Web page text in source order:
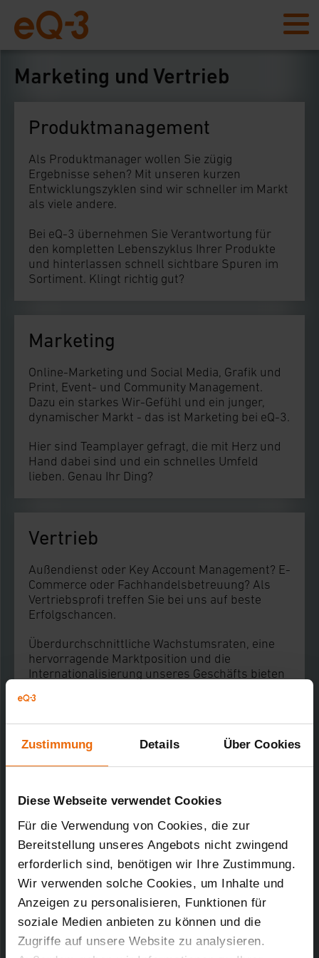
Zustimmung Details Über Cookies
Diese Webseite verwendet Cookies
Für die Verwendung von Cookies, die zur
Bereitstellung unseres Angebots nicht zwingend
erforderlich sind, benötigen wir Ihre Zustimmung.
Wir verwenden solche Cookies, um Inhalte und
Anzeigen zu personalisieren, Funktionen für
soziale Medien anbieten zu können und die
Zugriffe auf unsere Website zu analysieren.
Marketing und Vertrieb
Produktmanagement
Als Produktmanager wollen Sie zügig
Ergebnisse sehen? Mit unseren kurzen
Entwicklungszyklen sind wir schneller im Markt
als viele andere.
Bei eQ-3 übernehmen Sie Verantwortung für
den kompletten Lebenszyklus Ihrer Produkte
und hinterlassen schnell sichtbare Spuren im
Sortiment. Klingt richtig gut?
Marketing
Online-Marketing und Social Media, Grafik und
Print, Event- und Community Management.
Dazu ein starkes Wir-Gefühl und ein junger,
dynamischer Markt - das ist Marketing bei eQ-3.
Hier sind Teamplayer gefragt, die mit Herz und
Hand dabei sind und ein schnelles Umfeld
lieben. Genau Ihr Ding?
Vertrieb
Außendienst oder Key Account Management? E-
Commerce oder Fachhandelsbetreuung? Als
Vertriebsprofi treffen Sie bei uns auf beste
Erfolgschancen.
Überdurchschnittliche Wachstumsraten, eine
hervorragende Marktposition und die
Internationalisierung unseres Geschäfts bieten
Schreiben Sie unsere Erfolgsgeschichte mit!
Jonas Deicke
Produktmanager
„Im internationalen
Produktmanagement
betrete ich Neuland für
eQ-3. Ich bekomme den
Freiraum und das
Vertrauen, hier sehr
eigenständig vorzugehen."